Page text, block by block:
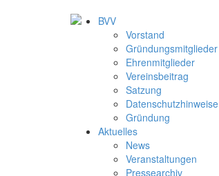
BVV
Vorstand
Gründungsmitglieder
Ehrenmitglieder
Vereinsbeitrag
Satzung
Datenschutzhinweise
Gründung
Aktuelles
News
Veranstaltungen
Pressearchiv